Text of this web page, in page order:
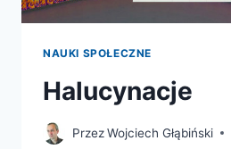
NAUKI SPOŁECZNE
Halucynacje
PrzezWojciech Głąbiński